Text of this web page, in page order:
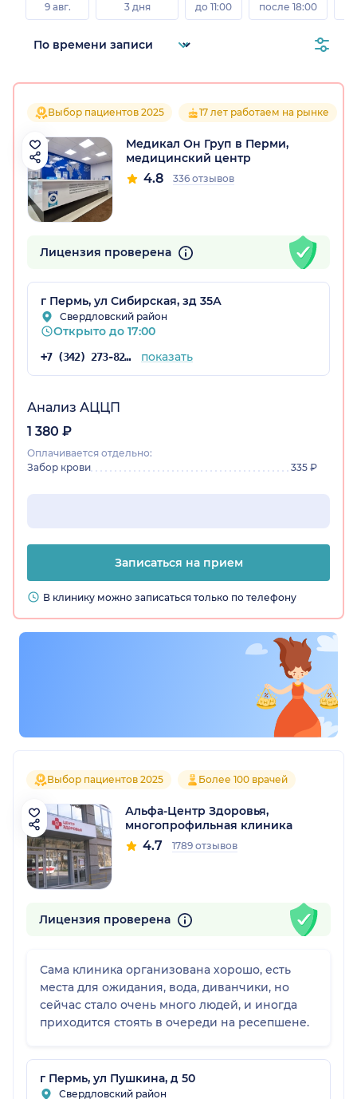
9 авг.
3 дня
до 11:00
после 18:00
Выбор пациентов 2025 17 лет работаем на рынке
Медикал Он Груп в Перми,
медицинский центр
4.8 336 отзывов
Лицензия проверена
г Пермь, ул Сибирская, зд 35А
Свердловский район
Открыто до 17:00
+7 (342) 273-82-39 показать
Анализ АЦЦП
1 380 ₽
Оплачивается отдельно:
Забор крови
335 ₽
Записаться на прием
В клинику можно записаться только по телефону
Выбор пациентов 2025 Более 100 врачей
Альфа-Центр Здоровья,
многопрофильная клиника
4.7 1789 отзывов
Лицензия проверена
Сама клиника организована хорошо, есть
места для ожидания, вода, диванчики, но
сейчас стало очень много людей, и иногда
приходится стоять в очереди на ресепшене.
г Пермь, ул Пушкина, д 50
Свердловский район